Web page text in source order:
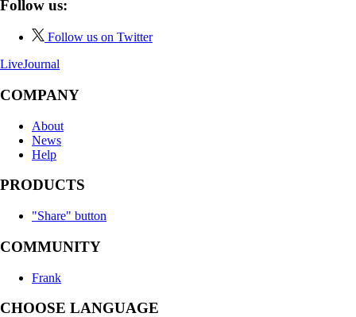
Follow us:
Follow us on Twitter
LiveJournal
COMPANY
About
News
Help
PRODUCTS
"Share" button
COMMUNITY
Frank
CHOOSE LANGUAGE